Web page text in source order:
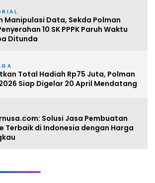
Manipulasi Data, Sekda Polman
10 SK PPPK Paruh Waktu
Ditunda
Total Hadiah Rp75 Juta, Polman
Siap Digelar 20 April Mendatang
Solusi Jasa Pembuatan
Terbaik di Indonesia dengan Harga